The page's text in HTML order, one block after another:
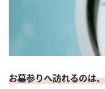
お墓参りへ訪れるのは